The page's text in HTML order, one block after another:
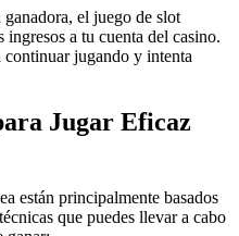
el juego de slot
ingresos a tu cuenta del casino.
jugando y intenta
Jugar Eficaz
están principalmente basados
que puedes llevar a cabo